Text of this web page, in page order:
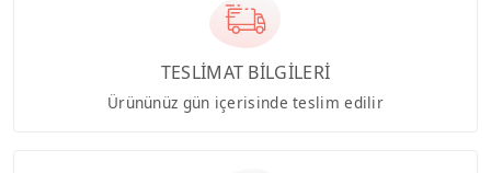
TESLİMAT BİLGİLERİ
Ürününüz gün içerisinde teslim edilir